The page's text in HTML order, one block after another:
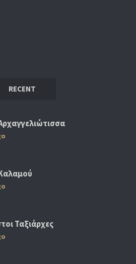
RECENT
Ταξιάρχες